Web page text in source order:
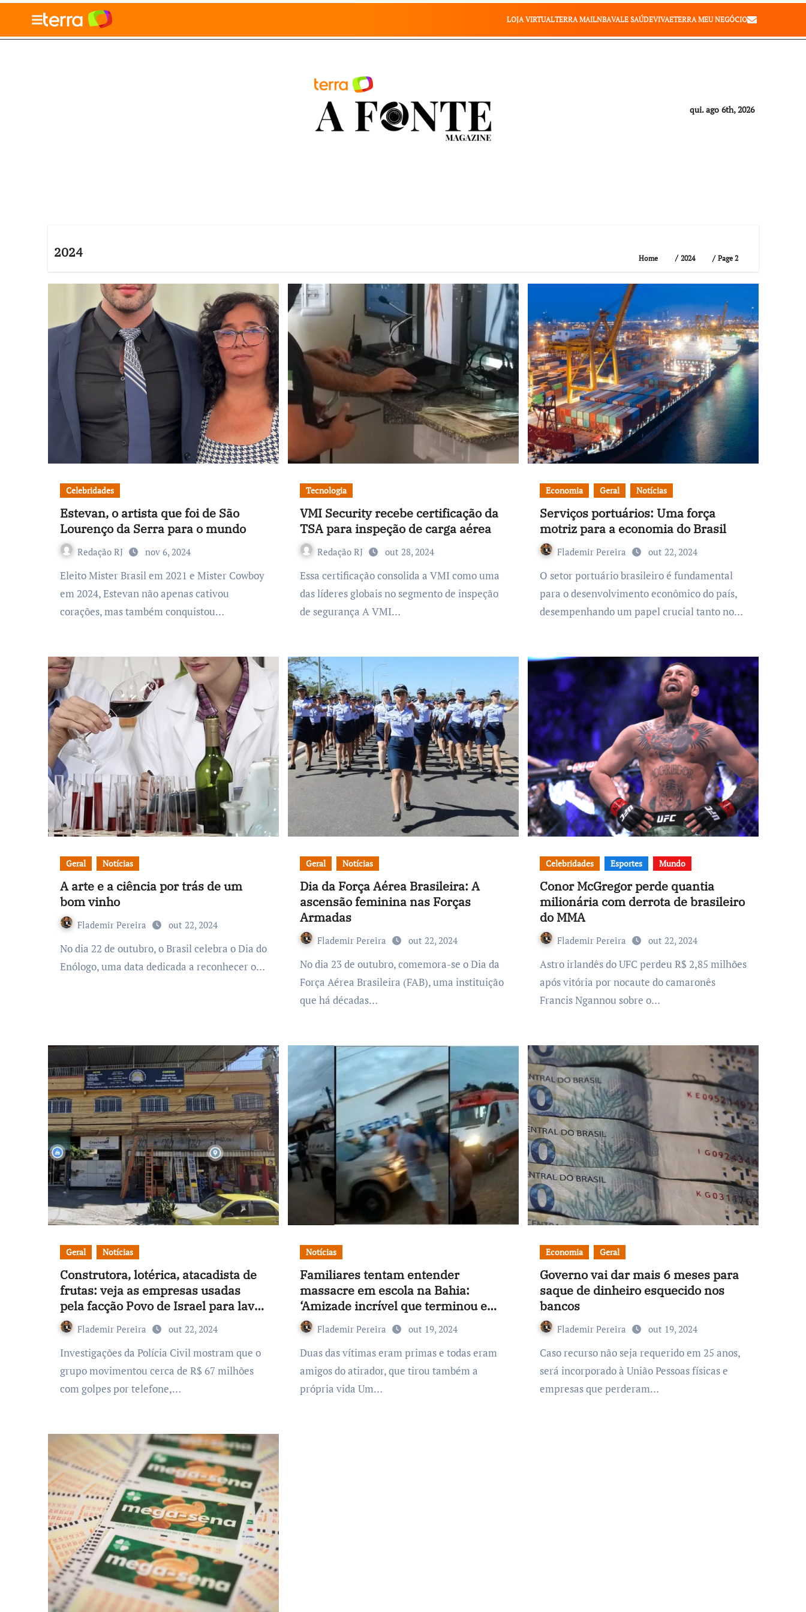
010" />
LOJA VIRTUALTERRA MAILNBAVALE SAÚDEVIVAETERRA MEU NEGÓCIO
qui. ago 6th, 2026
Blog Tecnologia Negócios Celebridades
2024 Home 2024 Page 2
Celebridades
Estevan, o artista que foi de São
Lourenço da Serra para o mundo
Redação RJ nov 6, 2024
Eleito Mister Brasil em 2021 e Mister Cowboy
em 2024, Estevan não apenas cativou
corações, mas também conquistou…
Tecnologia
VMI Security recebe certificação da
TSA para inspeção de carga aérea
Redação RJ out 28, 2024
Essa certificação consolida a VMI como uma
das líderes globais no segmento de inspeção
de segurança A VMI…
Economia Geral Notícias
Serviços portuários: Uma força
motriz para a economia do Brasil
Flademir Pereira out 22, 2024
O setor portuário brasileiro é fundamental
para o desenvolvimento econômico do país,
desempenhando um papel crucial tanto no…
Geral Notícias
A arte e a ciência por trás de um
bom vinho
Flademir Pereira out 22, 2024
No dia 22 de outubro, o Brasil celebra o Dia do
Enólogo, uma data dedicada a reconhecer o…
Geral Notícias
Dia da Força Aérea Brasileira: A
ascensão feminina nas Forças
Armadas
Flademir Pereira out 22, 2024
No dia 23 de outubro, comemora-se o Dia da
Força Aérea Brasileira (FAB), uma instituição
que há décadas…
Celebridades Esportes Mundo
Conor McGregor perde quantia
milionária com derrota de brasileiro
do MMA
Flademir Pereira out 22, 2024
Astro irlandês do UFC perdeu R$ 2,85 milhões
após vitória por nocaute do camaronês
Francis Ngannou sobre o…
Geral Notícias
Construtora, lotérica, atacadista de
frutas: veja as empresas usadas
pela facção Povo de Israel para lavar
o dinheiro do crime
Flademir Pereira out 22, 2024
Investigações da Polícia Civil mostram que o
grupo movimentou cerca de R$ 67 milhões
com golpes por telefone,…
Notícias
Familiares tentam entender
massacre em escola na Bahia:
‘Amizade incrível que terminou em
tragédia`
Flademir Pereira out 19, 2024
Duas das vítimas eram primas e todas eram
amigos do atirador, que tirou também a
própria vida Um…
Economia Geral
Governo vai dar mais 6 meses para
saque de dinheiro esquecido nos
bancos
Flademir Pereira out 19, 2024
Caso recurso não seja requerido em 25 anos,
será incorporado à União Pessoas físicas e
empresas que perderam…